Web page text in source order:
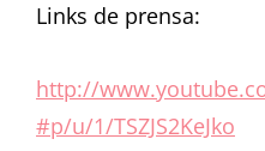
Links de prensa:
http://
#p/u/1/TSZJS2KeJko